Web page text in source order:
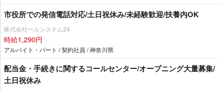
市役所での発信電話対応/土日祝休み/未経験歓迎/扶養内OK
株式会社ベルシステム24
時給1,290円
アルバイト・パート / 契約社員 / 神奈川県
配当金・手続きに関するコールセンター/オープニング大量募集/
土日祝休み